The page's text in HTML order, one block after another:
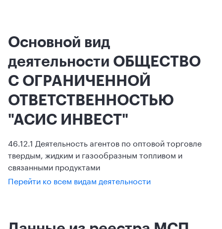
Основной вид
деятельности ОБЩЕСТВО
С ОГРАНИЧЕННОЙ
ОТВЕТСТВЕННОСТЬЮ
"АСИС ИНВЕСТ"
46.12.1 Деятельность агентов по оптовой торговле
твердым, жидким и газообразным топливом и
связанными продуктами
Перейти ко всем видам деятельности